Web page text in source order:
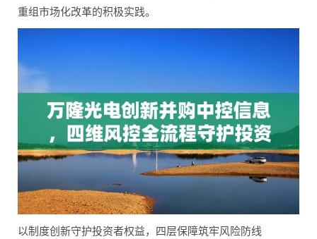
重组市场化改革的积极实践。
以制度创新守护投资者权益，四层保障筑牢风险防线